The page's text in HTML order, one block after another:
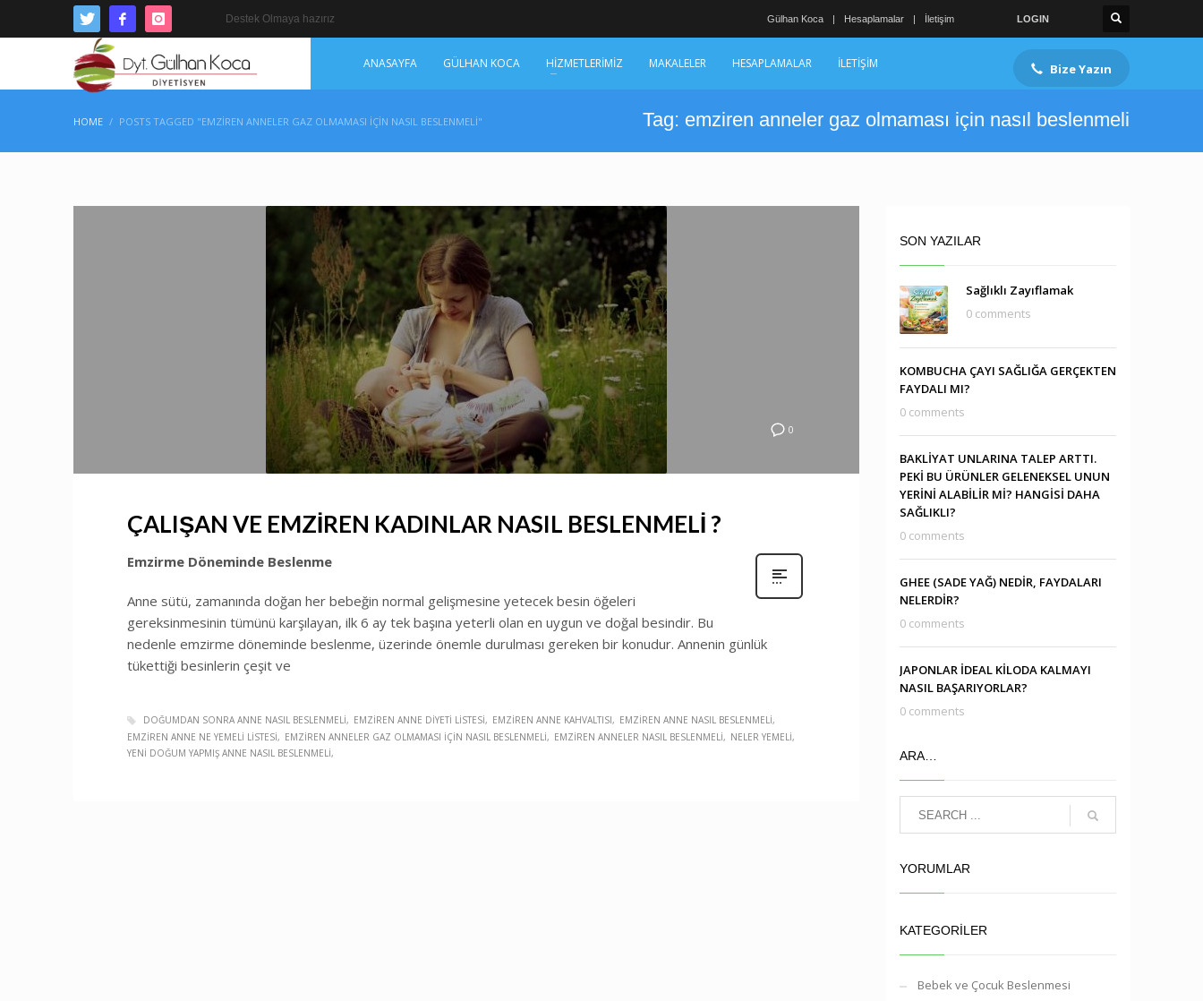
Destek Olmaya hazırız Gülhan Koca Hesaplamalar İletişim LOGIN
ANASAYFA GÜLHAN KOCA HİZMETLERİMİZ MAKALELER HESAPLAMALAR İLETİŞİM Bize Yazın
HOME POSTS TAGGED "EMZIREN ANNELER GAZ OLMAMASI IÇIN NASIL BESLENMELI" Tag: emziren anneler gaz olmaması için nasıl beslenmeli
0
ÇALIŞAN VE EMZİREN KADINLAR NASIL BESLENMELİ ?
Emzirme Döneminde Beslenme
Anne sütü, zamanında doğan her bebeğin normal gelişmesine yetecek besin öğeleri
gereksinmesinin tümünü karşılayan, ilk 6 ay tek başına yeterli olan en uygun ve doğal besindir. Bu
nedenle emzirme döneminde beslenme, üzerinde önemle durulması gereken bir konudur. Annenin günlük
tükettiği besinlerin çeşit ve
DOĞUMDAN SONRA ANNE NASIL BESLENMELI EMZIREN ANNE DIYETI LISTESI EMZIREN ANNE KAHVALTISI
EMZIREN ANNE NASIL BESLENMELI
EMZIREN ANNE NE YEMELI LISTESI
EMZIREN ANNELER GAZ OLMAMASI IÇIN NASIL BESLENMELI EMZIREN ANNELER NASIL BESLENMELI
NELER YEMELI
YENI DOĞUM YAPMIŞ ANNE NASIL BESLENMELI
SON YAZILAR
Sağlıklı Zayıflamak
0 comments
KOMBUCHA ÇAYI SAĞLIĞA GERÇEKTEN
FAYDALI MI?
0 comments
BAKLİYAT UNLARINA TALEP ARTTI.
PEKİ BU ÜRÜNLER GELENEKSEL UNUN
YERİNİ ALABİLİR Mİ? HANGİSİ DAHA
SAĞLIKLI?
0 comments
GHEE (SADE YAĞ) NEDİR, FAYDALARI
NELERDİR?
0 comments
JAPONLAR İDEAL KİLODA KALMAYI
NASIL BAŞARIYORLAR?
0 comments
ARA…
YORUMLAR
KATEGORILER
Bebek ve Çocuk Beslenmesi